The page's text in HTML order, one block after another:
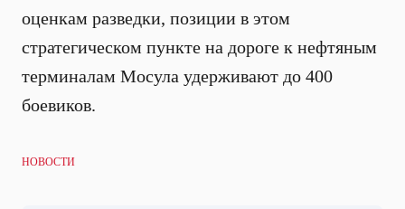
оценкам разведки, позиции в этом
стратегическом пункте на дороге к нефтяным
терминалам Мосула удерживают до 400
боевиков.
НОВОСТИ